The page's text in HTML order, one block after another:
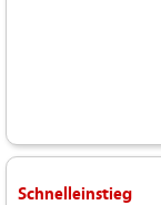
Schnelleinstieg